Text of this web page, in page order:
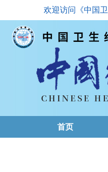
欢迎访问《中国
首页